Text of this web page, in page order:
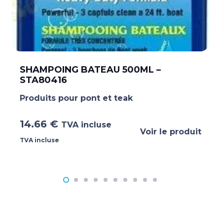
SHAMPOING BATEAU 500ML –
STA80416
Produits pour pont et teak
14.66 € TVA incluse
TVA incluse
Voir le produit